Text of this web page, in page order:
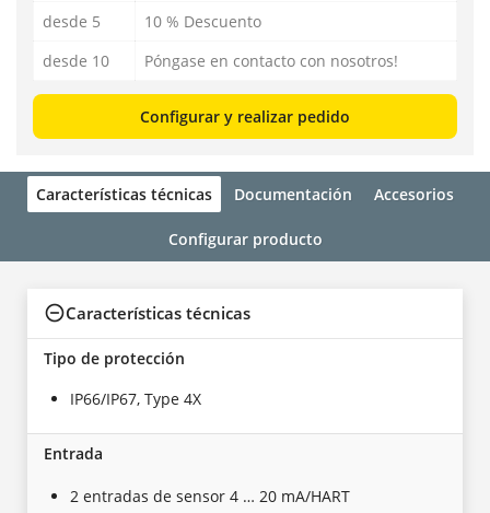
desde 5
10 % Descuento
desde 10
Póngase en contacto con nosotros!
Configurar y realizar pedido
Características técnicas Documentación Accesorios
Configurar producto
Características técnicas
Tipo de protección
IP66/IP67, Type 4X
Entrada
2 entradas de sensor 4 … 20 mA/HART